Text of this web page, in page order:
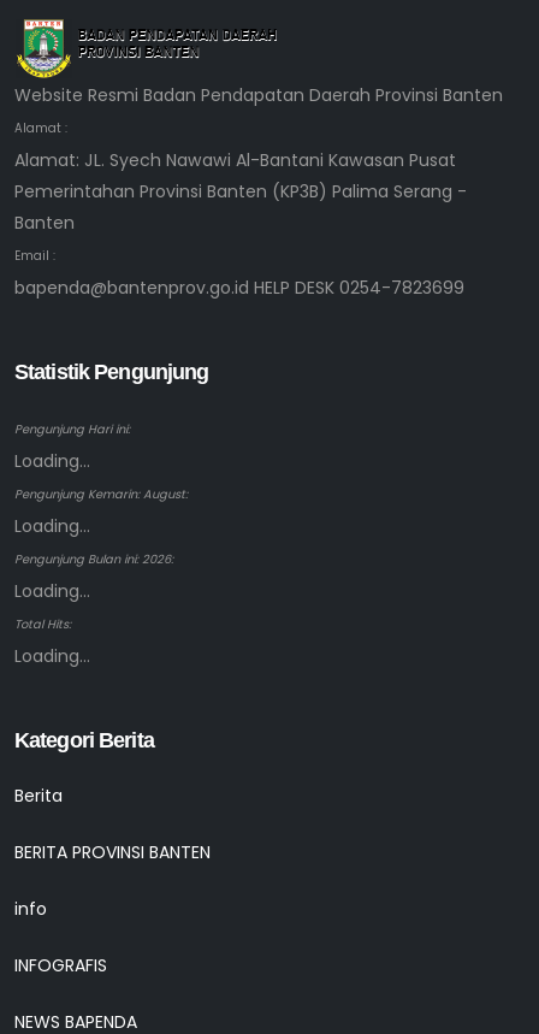
Website Resmi Badan Pendapatan Daerah Provinsi Banten
Alamat :
Alamat: JL. Syech Nawawi Al-Bantani Kawasan Pusat
Pemerintahan Provinsi Banten (KP3B) Palima Serang -
Banten
Email :
bapenda@bantenprov.go.id HELP DESK 0254-7823699
Statistik Pengunjung
Pengunjung Hari ini:
Loading...
Pengunjung Kemarin: August:
Loading...
Pengunjung Bulan ini: 2026:
Loading...
Total Hits:
Loading...
Kategori Berita
Berita
BERITA PROVINSI BANTEN
info
INFOGRAFIS
NEWS BAPENDA